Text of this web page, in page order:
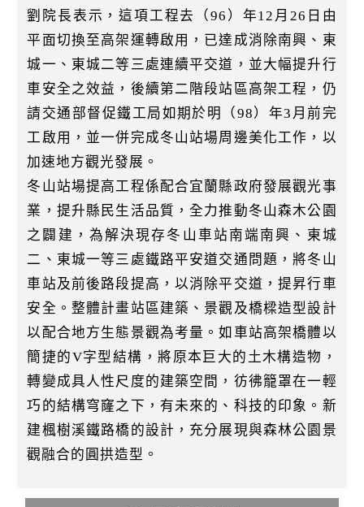
劉院長表示，這項工程去（96）年12月26日由
平面切換至高架運轉啟用，已達成消除南興、東
城一、東城二等三處連續平交道，並大幅提升行
車安全之效益，後續第二階段站區高架工程，仍
請交通部督促鐵工局如期於明（98）年3月前完
工啟用，並一併完成冬山站場周邊美化工作，以
加速地方觀光發展。
冬山站場提高工程係配合宜蘭縣政府發展觀光事
業，提升縣民生活品質，全力推動冬山森木公園
之闢建，為解決現存冬山車站南端南興、東城
二、東城一等三處鐵路平安道交通問題，將冬山
車站及前後路段提高，以消除平交道，提昇行車
安全。整體計畫站區建築、景觀及橋樑造型設計
以配合地方生態景觀為考量。如車站高架橋體以
簡捷的V字型結構，將原本巨大的土木構造物，
轉變成具人性尺度的建築空間，彷彿籠罩在一輕
巧的結構穹窿之下，有未來的、科技的印象。新
建楓樹溪鐵路橋的設計，充分展現與森林公園景
觀融合的圓拱造型。